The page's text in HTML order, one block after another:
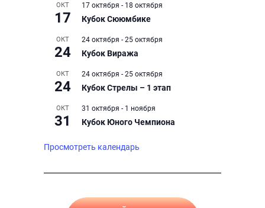
ОКТ
17
17 октября - 18 октября
Кубок Сююмбике
ОКТ
24
24 октября - 25 октября
Кубок Виража
ОКТ
24
24 октября - 25 октября
Кубок Стрелы – 1 этап
ОКТ
31
31 октября - 1 ноября
Кубок Юного Чемпиона
Просмотреть календарь